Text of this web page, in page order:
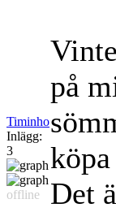
Timinho
Inlägg:
3
offline
på
Det